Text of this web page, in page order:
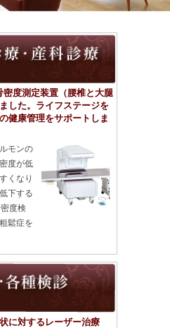
密度測定装置（腰椎と大腿
した。ライフステージを
健康管理をサポートしま
モンの
度が低
くなり
下する
度検
鬆症を
に対するレーザー治療